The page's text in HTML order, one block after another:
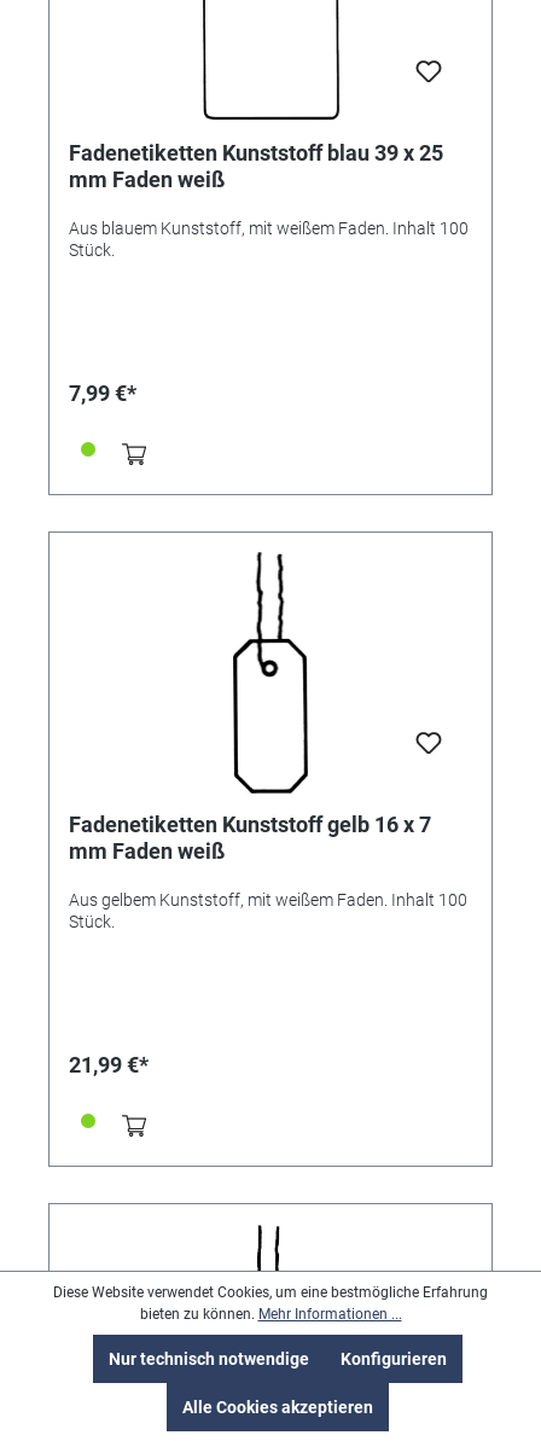
Fadenetiketten Kunststoff blau 39 x 25
mm Faden weiß
Aus blauem Kunststoff, mit weißem Faden. Inhalt 100
Stück.
7,99 €*
Fadenetiketten Kunststoff gelb 16 x 7
mm Faden weiß
Aus gelbem Kunststoff, mit weißem Faden. Inhalt 100
Stück.
21,99 €*
Diese Website verwendet Cookies, um eine bestmögliche Erfahrung
bieten zu können. Mehr Informationen ...
Nur technisch notwendige Konfigurieren
Alle Cookies akzeptieren